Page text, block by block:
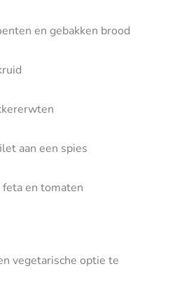
en gebakken brood
aan een spies
en tomaten
vegetarische optie te